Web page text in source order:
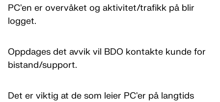
PC'en er overvåket og aktivitet/trafikk på blir
logget.
Oppdages det avvik vil BDO kontakte kunde for
bistand/support.
Det er viktig at de som leier PC'er på langtids